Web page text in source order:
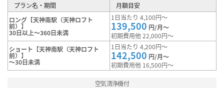
プラン名・期間
月額目安
ロング【天神南駅（天神ロフト
前）】
30日以上～360日未満
1日当たり 4,100円～
139,500 円/月～
初期費用他 22,000円～
ショート【天神南駅（天神ロフト
前）】
～30日未満
1日当たり 4,200円～
142,500 円/月～
初期費用他 16,500円～
空気清浄機付